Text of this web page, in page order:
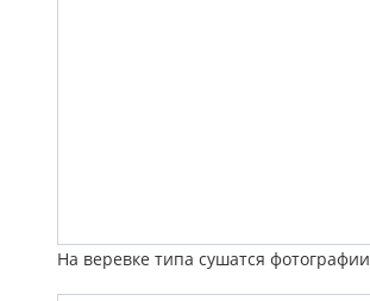
На веревке типа сушатся фотографии